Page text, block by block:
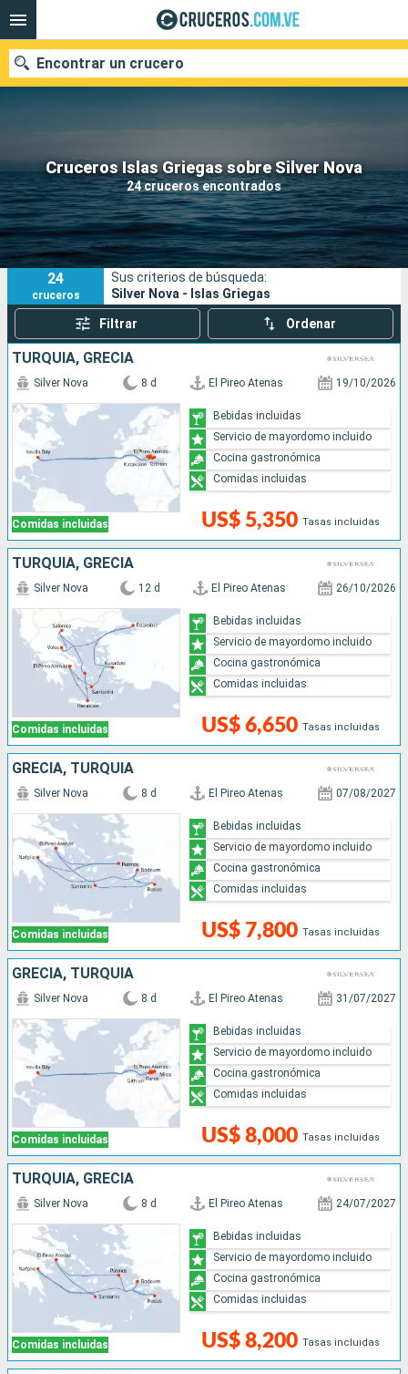
Cruceros Islas Griegas sobre Silver Nova
24 cruceros encontrados
Encontrar un crucero
Nuestros destinos
Fecha de salida
Puertos Compañías
Buscar
24
cruceros
Sus criterios de búsqueda:
Silver Nova - Islas Griegas
Filtrar Ordenar
TURQUÍA, GRECIA
Comidas incluidas
Silver Nova 8 d El Pireo Atenas 19/10/2026
US$ 5,350 Tasas incluidas
Bebidas incluidas
Servicio de mayordomo incluido
Cocina gastronómica
Comidas incluidas
TURQUÍA, GRECIA
Comidas incluidas
Silver Nova 12 d El Pireo Atenas 26/10/2026
US$ 6,650 Tasas incluidas
Bebidas incluidas
Servicio de mayordomo incluido
Cocina gastronómica
Comidas incluidas
GRECIA, TURQUÍA
Comidas incluidas
Silver Nova 8 d El Pireo Atenas 07/08/2027
US$ 7,800 Tasas incluidas
Bebidas incluidas
Servicio de mayordomo incluido
Cocina gastronómica
Comidas incluidas
GRECIA, TURQUÍA
Comidas incluidas
Silver Nova 8 d El Pireo Atenas 31/07/2027
US$ 8,000 Tasas incluidas
Bebidas incluidas
Servicio de mayordomo incluido
Cocina gastronómica
Comidas incluidas
TURQUÍA, GRECIA
Comidas incluidas
Silver Nova 8 d El Pireo Atenas 24/07/2027
US$ 8,200 Tasas incluidas
Bebidas incluidas
Servicio de mayordomo incluido
Cocina gastronómica
Comidas incluidas